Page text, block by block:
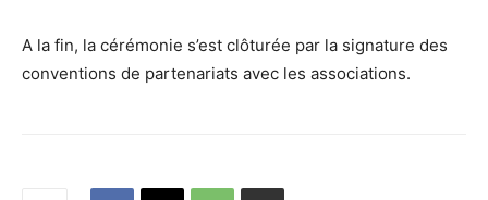
A la fin, la cérémonie s’est clôturée par la signature des
conventions de partenariats avec les associations.